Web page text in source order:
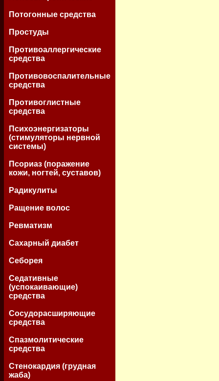
Потогонные средства
Простуды
Противоаллергические
средства
Противовоспалительные
средcтва
Противоглистные
средства
Психоэнергизаторы
(стимуляторы нервной
системы)
Псориаз (поражение
кожи, ногтей, суставов)
Радикулиты
Ращение волос
Ревматизм
Сахарный диабет
Себорея
Седативные
(успокаивающие)
средства
Сосудорасширяющие
средства
Спазмолитические
средства
Стенокардия (грудная
жаба)